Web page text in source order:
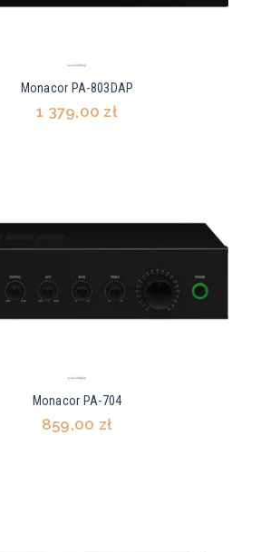
Monacor PA-803DAP
1 379,00 zł
Monacor PA-704
859,00 zł